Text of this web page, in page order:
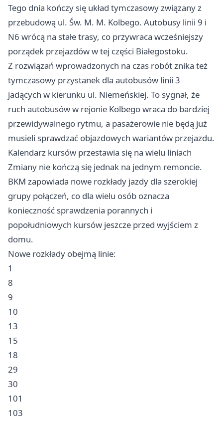
Tego dnia kończy się układ tymczasowy związany z
przebudową ul. Św. M. M. Kolbego. Autobusy linii 9 i
N6 wrócą na stałe trasy, co przywraca wcześniejszy
porządek przejazdów w tej części Białegostoku.
Z rozwiązań wprowadzonych na czas robót znika też
tymczasowy przystanek dla autobusów linii 3
jadących w kierunku ul. Niemeńskiej. To sygnał, że
ruch autobusów w rejonie Kolbego wraca do bardziej
przewidywalnego rytmu, a pasażerowie nie będą już
musieli sprawdzać objazdowych wariantów przejazdu.
Kalendarz kursów przestawia się na wielu liniach
Zmiany nie kończą się jednak na jednym remoncie.
BKM zapowiada nowe rozkłady jazdy dla szerokiej
grupy połączeń, co dla wielu osób oznacza
konieczność sprawdzenia porannych i
popołudniowych kursów jeszcze przed wyjściem z
domu.
Nowe rozkłady obejmą linie:
1
8
9
10
13
15
18
29
30
101
103